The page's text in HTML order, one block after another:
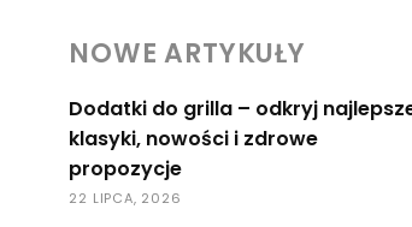
NOWE ARTYKUŁY
Dodatki do grilla – odkryj
klasyki, nowości i zdrowe
propozycje
22 LIPCA, 2026